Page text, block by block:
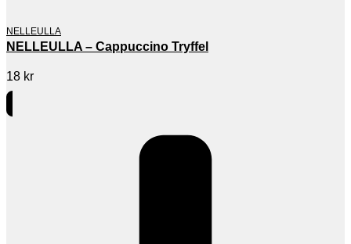
NELLEULLA
NELLEULLA – Cappuccino Tryffel
18 kr